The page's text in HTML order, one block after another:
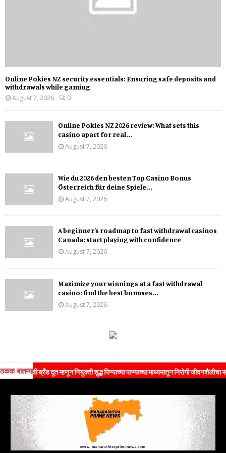
Online Pokies NZ security essentials: Ensuring safe deposits and
withdrawals while gaming
August 7, 2026
0
Online Pokies NZ 2026 review: What sets this
casino apart for real...
August 7, 2026
Wie du 2026 den besten Top Casino Bonus
Österreich für deine Spiele...
August 7, 2026
A beginner’s roadmap to fast withdrawal casinos
Canada: start playing with confidence
August 7, 2026
Maximize your winnings at a fast withdrawal
casino: find the best bonuses...
August 7, 2026
ठळक बातम्या
दूत म्हणून नियुक्ती शुद्ध पिण्याच्या पाण्याच्या माध्यमातून निरोगी जीवनशैलीचा संदेश जनतेपर्यंत